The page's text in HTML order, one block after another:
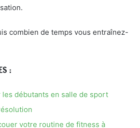
combien de temps vous entraînez-
:
les débutants en salle de sport
votre routine de fitness à